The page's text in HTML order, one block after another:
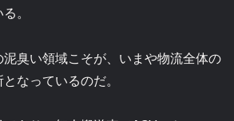
。
臭い領域こそが、いまや物流全体の
なっているのだ。